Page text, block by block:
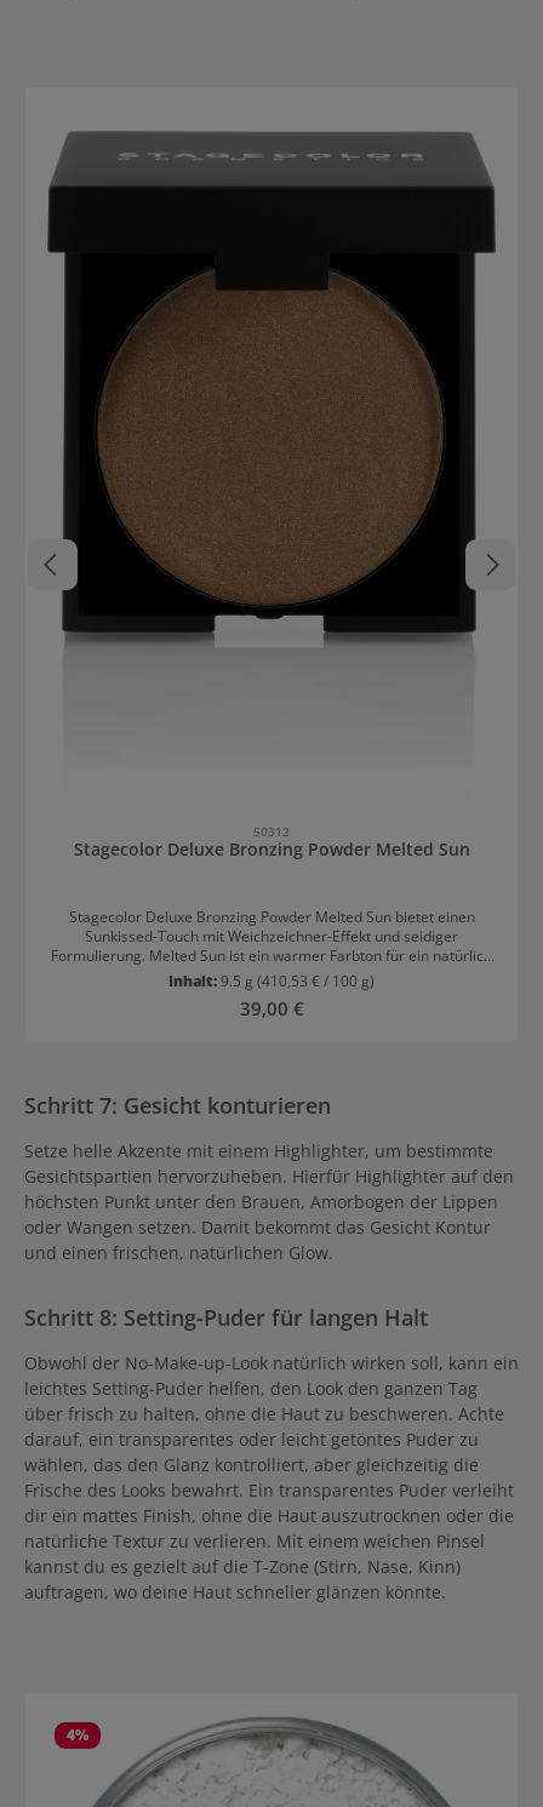
50312
Stagecolor Deluxe Bronzing Powder Melted Sun
Stagecolor Deluxe Bronzing Powder Melted Sun bietet einen
Sunkissed-Touch mit Weichzeichner-Effekt und seidiger
Formulierung. Melted Sun ist ein warmer Farbton für ein natürlich
aussehendes Finish mit dezentem Sun Glow. Das ultraleichte Puder
ist sowohl für helle, als auch für dunkle Hauttöne geeignet.
Stagecolor Deluxe Bronzing Powder Melted Sun Highlights Das
nicht in Fältchen ab Für jeden Hauttyp geeignet Vegane Textur
Anwendung Dunkler Hautton: Mit Puderpinsel auf das ganze
Gesicht stäuben Heller Hautton: Mit Rougepinsel gezielt Akzente
auf Wangenknochen, Kinn, Kieferpartie, Nasenrücken und Schläfe
setzen Kann auch als Blusher und zum Konturieren des Gesichts
oder Hals und Dekolleté verwendet werden.
Inhalt:9.5 g (410,53 € / 100 g)
Regulärer Preis:
39,00 €
Schritt 7: Gesicht konturieren
Setze helle Akzente mit einem Highlighter, um bestimmte
Gesichtspartien hervorzuheben. Hierfür Highlighter auf den
höchsten Punkt unter den Brauen, Amorbogen der Lippen
oder Wangen setzen. Damit bekommt das Gesicht Kontur
und einen frischen, natürlichen Glow.
Schritt 8: Setting-Puder für langen Halt
Obwohl der No-Make-up-Look natürlich wirken soll, kann ein
leichtes Setting-Puder helfen, den Look den ganzen Tag
über frisch zu halten, ohne die Haut zu beschweren. Achte
darauf, ein transparentes oder leicht getöntes Puder zu
wählen, das den Glanz kontrolliert, aber gleichzeitig die
Frische des Looks bewahrt. Ein transparentes Puder verleiht
dir ein mattes Finish, ohne die Haut auszutrocknen oder die
natürliche Textur zu verlieren. Mit einem weichen Pinsel
kannst du es gezielt auf die T-Zone (Stirn, Nase, Kinn)
auftragen, wo deine Haut schneller glänzen könnte.
4%